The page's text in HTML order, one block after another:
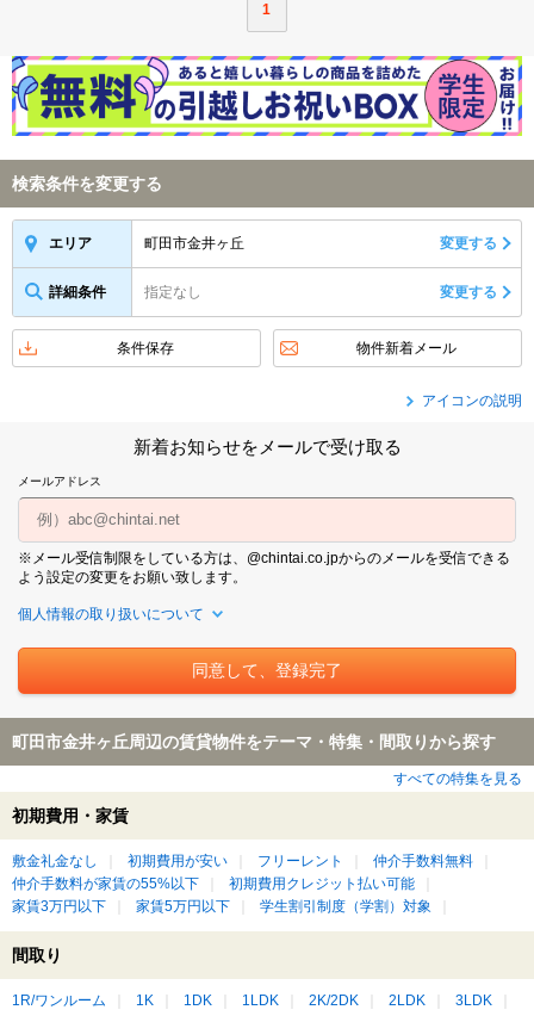
1
検索条件を変更する
エリア 町田市金井ヶ丘 変更する
詳細条件 指定なし 変更する
条件保存 物件新着メール
アイコンの説明
新着お知らせをメールで受け取る
メールアドレス
※メール受信制限をしている方は、@chintai.co.jpからのメールを受信できる
よう設定の変更をお願い致します。
個人情報の取り扱いについて
町田市金井ヶ丘周辺の賃貸物件をテーマ・特集・間取りから探す
すべての特集を見る
初期費用・家賃
敷金礼金なし 初期費用が安い フリーレント
仲介手数料無料
仲介手数料が家賃の55%以下
初期費用クレジット払い可能
家賃3万円以下
家賃5万円以下 学生割引制度（学割）対象
間取り
1R/ワンルーム 1K 1DK 1LDK 2K/2DK 2LDK 3LDK